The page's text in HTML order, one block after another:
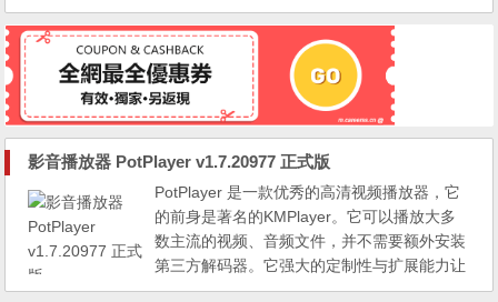
拼音输入法一样，支持全拼、简拼、双拼三种
基本的拼音输入模式。而在输入方式上，QQ
拼音输入法支持单字、词组、整句的输入方
式。基本字句的输入操作方面，QQ拼音输入
法与常用的拼音输入法无太大的差别。 此版
影音播放器 PotPlayer v1.7.20977 正式版
PotPlayer 是一款优秀的高清视频播放器，它
的前身是著名的KMPlayer。它可以播放大多
数主流的视频、音频文件，并不需要额外安装
第三方解码器。它强大的定制性与扩展能力让
它成为播放高清影片的不二之选。PotPlayer